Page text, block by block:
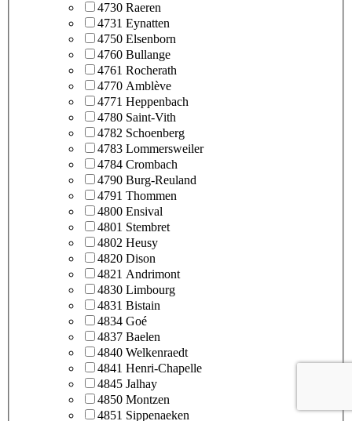
4730 Raeren
4731 Eynatten
4750 Elsenborn
4760 Bullange
4761 Rocherath
4770 Amblève
4771 Heppenbach
4780 Saint-Vith
4782 Schoenberg
4783 Lommersweiler
4784 Crombach
4790 Burg-Reuland
4791 Thommen
4800 Ensival
4801 Stembret
4802 Heusy
4820 Dison
4821 Andrimont
4830 Limbourg
4831 Bistain
4834 Goé
4837 Baelen
4840 Welkenraedt
4841 Henri-Chapelle
4845 Jalhay
4850 Montzen
4851 Sippenaeken